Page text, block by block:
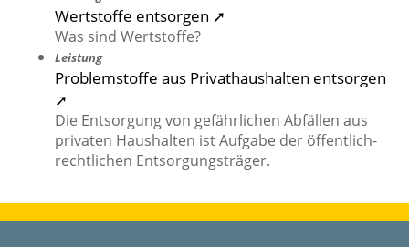
Wertstoffe entsorgen ➚
Was sind Wertstoffe?
Leistung
Problemstoffe aus Privathaushalten entsorgen
➚
Die Entsorgung von gefährlichen Abfällen aus
privaten Haushalten ist Aufgabe der öffentlich-
rechtlichen Entsorgungsträger.